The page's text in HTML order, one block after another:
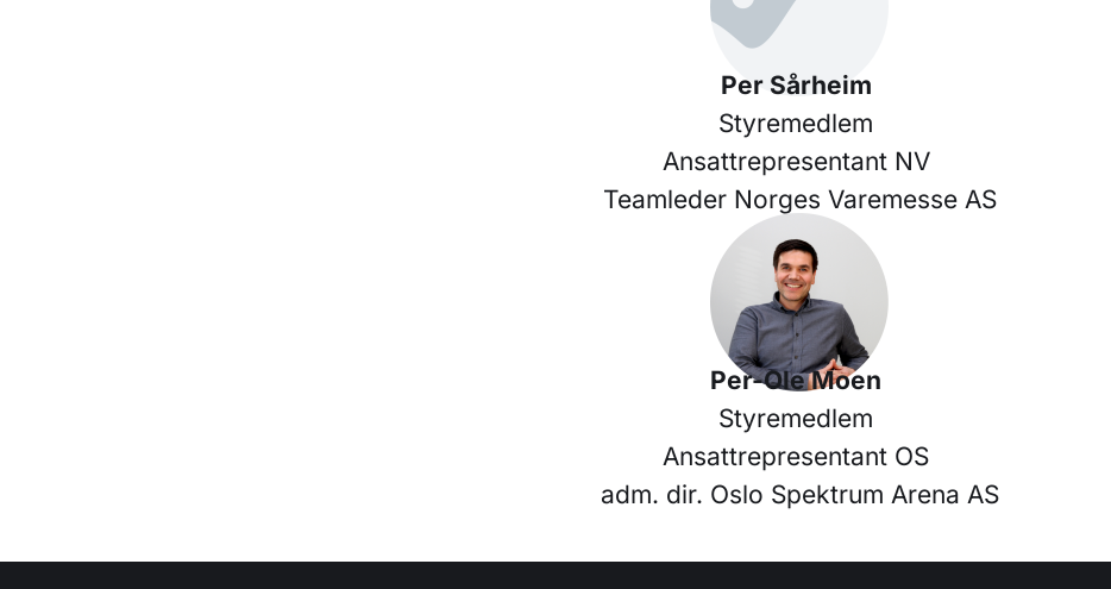
Per Sårheim
Styremedlem
Ansattrepresentant NV
Teamleder Norges Varemesse AS
Per-Ole Moen
Styremedlem
Ansattrepresentant OS
adm. dir. Oslo Spektrum Arena AS